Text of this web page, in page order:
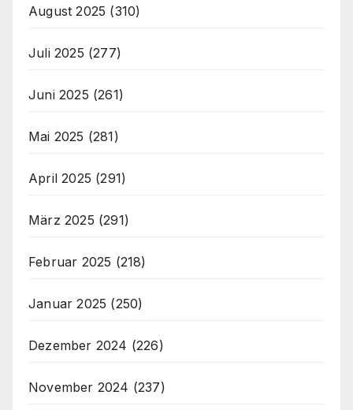
August 2025 (310)
Juli 2025 (277)
Juni 2025 (261)
Mai 2025 (281)
April 2025 (291)
März 2025 (291)
Februar 2025 (218)
Januar 2025 (250)
Dezember 2024 (226)
November 2024 (237)